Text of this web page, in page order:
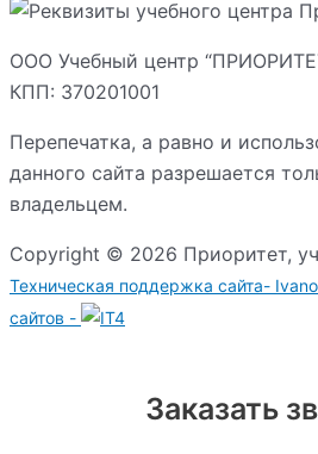
ООО Учебный центр
КПП: 370201001
Перепечатка, а равно и
данного сайта разрешается
владельцем.
Copyright © 2026 Приоритет,
Техническая поддержка сайта-
сайтов -
Заказать